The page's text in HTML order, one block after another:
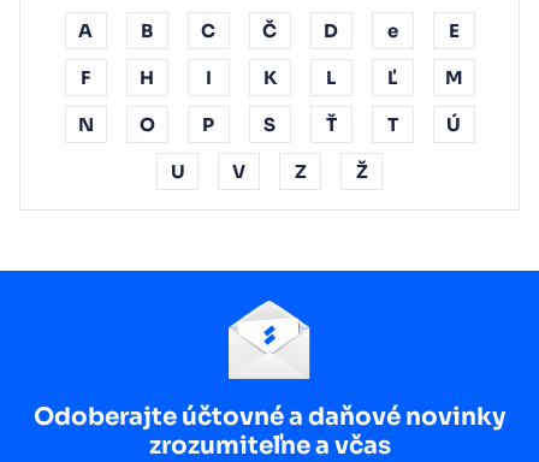
A B C Č D e E
F H I K L Ľ M
N O P S Ť T Ú
U V Z Ž
Odoberajte účtovné a daňové novinky
zrozumiteľne a včas